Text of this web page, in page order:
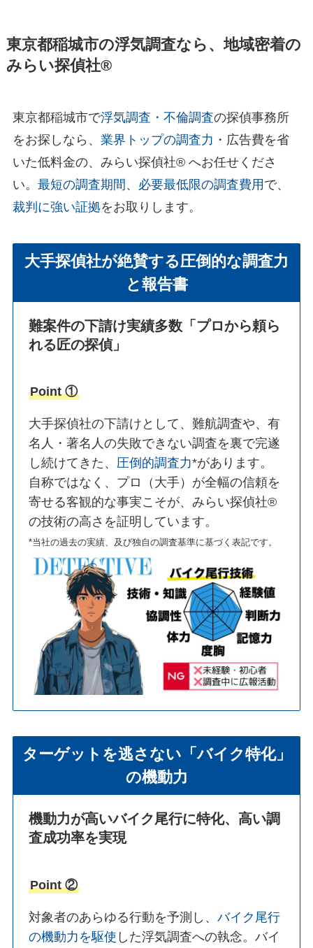
東京都稲城市の浮気調査なら、地域密着の
みらい探偵社®︎
東京都稲城市で浮気調査・不倫調査の探偵事務所
をお探しなら、 業界トップの調査力 ・広告費を省
いた低料金の、みらい探偵社®︎ へお任せくださ
い。 最短の調査期間 、 必要最低限の調査費用 で、
裁判に強い証拠をお取りします。
大手探偵社が絶賛する圧倒的な調査力
と報告書
難案件の下請け実績多数 「プロから頼ら
れる匠の探偵」
Point ①
大手探偵社の下請けとして、難航調査や、有
名人・著名人の失敗できない調査を裏で完遂
し続けてきた、 圧倒的調査力*があります。
自称ではなく、プロ（大手）が全幅の信頼を
寄せる客観的な事実こそが、みらい探偵社®︎
の技術の高さを証明しています。
*当社の過去の実績、及び独自の調査基準に基づく表記です。
ターゲットを逃さない「バイク特化」
の機動力
機動力が高いバイク尾行に特化、高い調
査成功率を実現
Point ②
対象者のあらゆる行動を予測し、バイク尾行
の機動力を駆使 した浮気調査への執念。バイ